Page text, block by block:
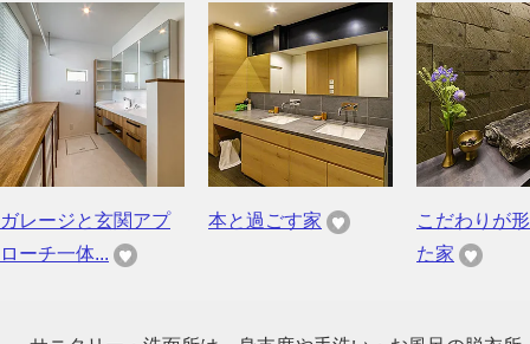
ガレージと玄関アプ
ローチ一体...
本と過ごす家
こだわりが
た家